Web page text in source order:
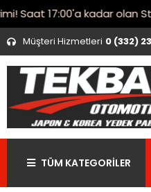
17:00'a kadar olan
Müşteri Hizmetleri 0 (332)
TÜM KATEGORİLER